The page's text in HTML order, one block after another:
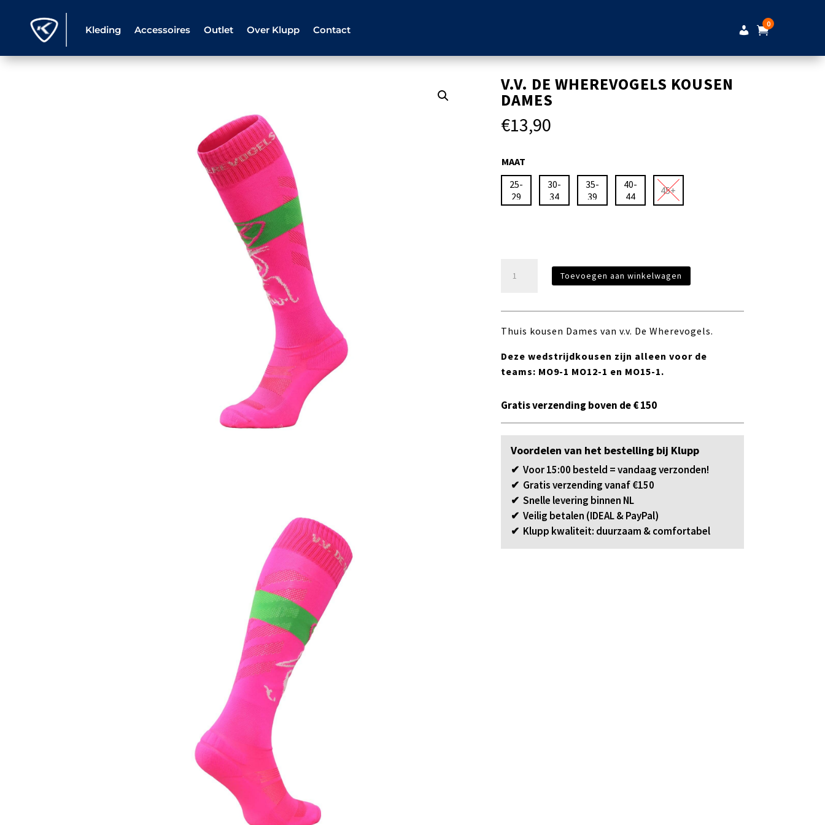
Kleding Accessoires Outlet Over Klupp Contact
0
V.V. DE WHEREVOGELS KOUSEN
DAMES
€13,90
MAAT
25-
29
30-
34
35-
39
40-
44
45+
Kousen
Dames
Toevoegen aan winkelwagen
Thuis kousen Dames van v.v. De Wherevogels.
Deze wedstrijdkousen zijn alleen voor de
teams: MO9-1 MO12-1 en MO15-1.
Gratis verzending boven de € 150
Voordelen van het bestelling bij Klupp
✔ Voor 15:00 besteld = vandaag verzonden!
✔ Gratis verzending vanaf €150
✔ Snelle levering binnen NL
✔ Veilig betalen (IDEAL & PayPal)
✔ Klupp kwaliteit: duurzaam & comfortabel